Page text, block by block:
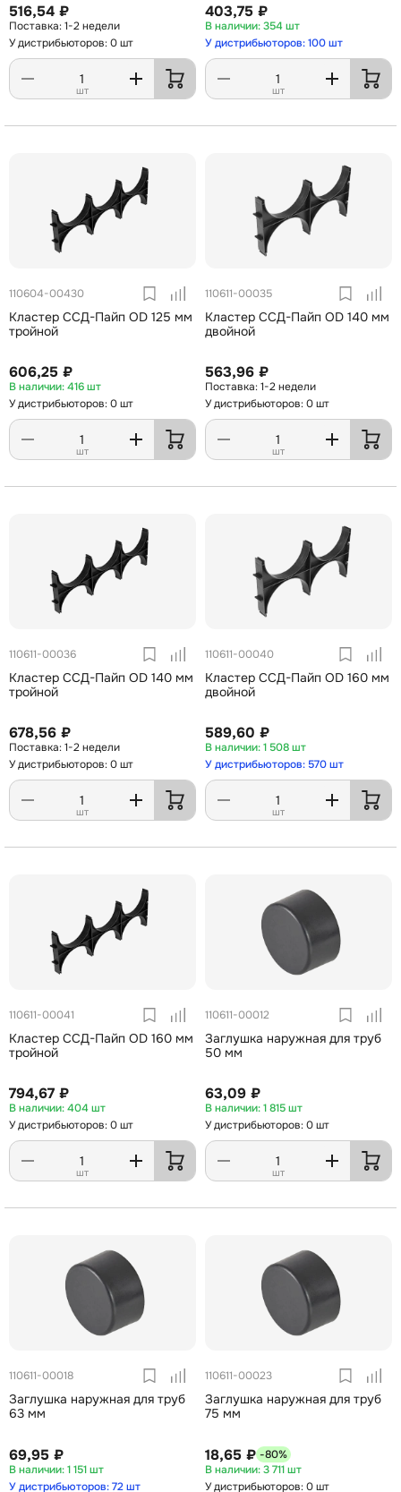
516,54 ₽
1-2 недели
У дистрибьюторов: 0 шт
шт
403,75 ₽
354 шт
У дистрибьюторов: 100 шт
шт
110604-00430
Кластер ССД-Пайп OD 125 мм
тройной
606,25 ₽
416 шт
У дистрибьюторов: 0 шт
шт
110611-00035
Кластер ССД-Пайп OD 140 мм
двойной
563,96 ₽
1-2 недели
У дистрибьюторов: 0 шт
шт
110611-00036
Кластер ССД-Пайп OD 140 мм
тройной
678,56 ₽
1-2 недели
У дистрибьюторов: 0 шт
шт
110611-00040
Кластер ССД-Пайп OD 160 мм
двойной
589,60 ₽
1 508 шт
У дистрибьюторов: 570 шт
шт
110611-00041
Кластер ССД-Пайп OD 160 мм
тройной
794,67 ₽
404 шт
У дистрибьюторов: 0 шт
шт
110611-00012
Заглушка наружная для труб
50 мм
63,09 ₽
1 815 шт
У дистрибьюторов: 0 шт
шт
110611-00018
Заглушка наружная для труб
63 мм
69,95 ₽
1 151 шт
У дистрибьюторов: 72 шт
110611-00023
Заглушка наружная для труб
75 мм
18,65 ₽ -80%
3 711 шт
У дистрибьюторов: 0 шт